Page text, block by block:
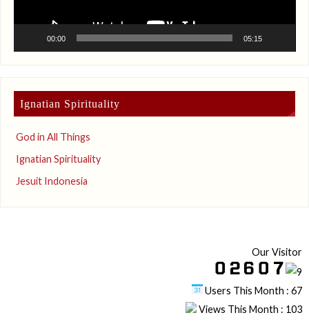
00:00 05:15
Ignatian Spirituality
God in All Things
Ignatian Spirituality
Jesuit Indonesia
Our Visitor
Users This Month : 67
Views This Month : 103